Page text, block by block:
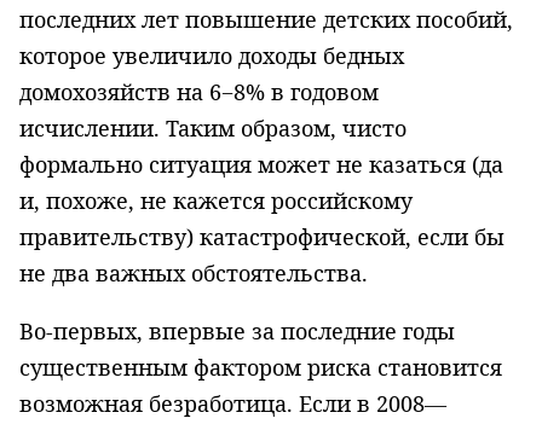
последних лет повышение детских пособий,
которое увеличило доходы бедных
домохозяйств на 6−8% в годовом
исчислении. Таким образом, чисто
формально ситуация может не казаться (да
и, похоже, не кажется российскому
правительству) катастрофической, если бы
не два важных обстоятельства.
Во-первых, впервые за последние годы
существенным фактором риска становится
возможная безработица. Если в 2008—